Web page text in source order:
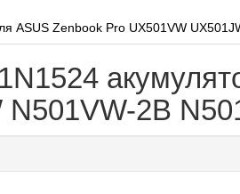
ASUS Zenbook Pro UX501VW
2B